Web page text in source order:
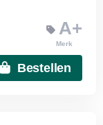
A+
Merk
Bestellen